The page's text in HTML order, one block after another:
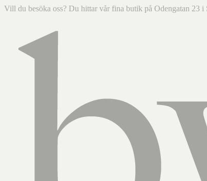
Vill du besöka oss? Du hittar vår fina butik på Odengatan 23